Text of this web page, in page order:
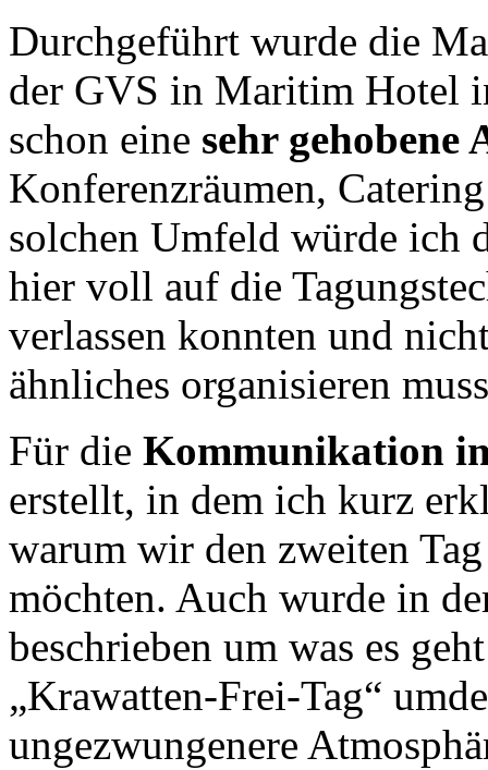
Durchgeführt wurde die
der GVS in Maritim Hotel
schon eine sehr gehobene
Konferenzräumen,
solchen Umfeld würde ich
hier voll auf die
verlassen konnten und
ähnliches organisieren
Für die Kommunikation
erstellt, in dem ich kurz
warum wir den zweiten
möchten. Auch wurde in
beschrieben um was es
„Krawatten-Frei-Tag“
ungezwungenere